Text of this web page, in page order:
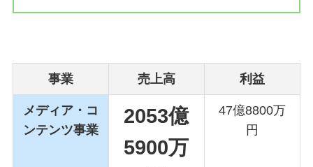
事業 売上高 利益
メディア・コ
ンテンツ事業
2053億
5900万
47億8800万
円